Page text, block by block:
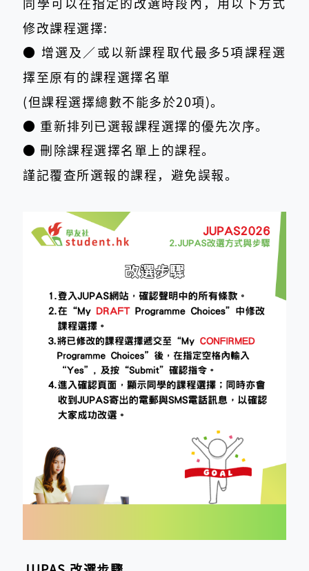
同學可以在指定的改選時段內，用以下方式
修改課程選擇:
● 增選及／或以新課程取代最多5項課程選
擇至原有的課程選擇名單
(但課程選擇總數不能多於20項)。
● 重新排列已選報課程選擇的優先次序。
●刪除課程選擇名單上的課程。
謹記覆查所選報的課程，避免誤報。